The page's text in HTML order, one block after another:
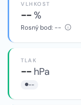
VLHKOST
--%
Rosný bod: --
TLAK
-- hPa
--